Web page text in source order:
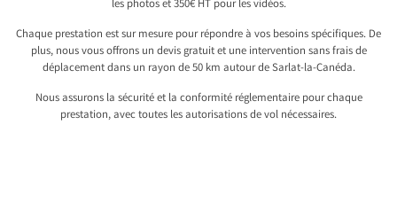
les photos et 350€ HT pour les vidéos.
Chaque prestation est sur mesure pour répondre à vos besoins spécifiques. De
plus, nous vous offrons un devis gratuit et une intervention sans frais de
déplacement dans un rayon de 50 km autour de Sarlat-la-Canéda.
Nous assurons la sécurité et la conformité réglementaire pour chaque
prestation, avec toutes les autorisations de vol nécessaires.